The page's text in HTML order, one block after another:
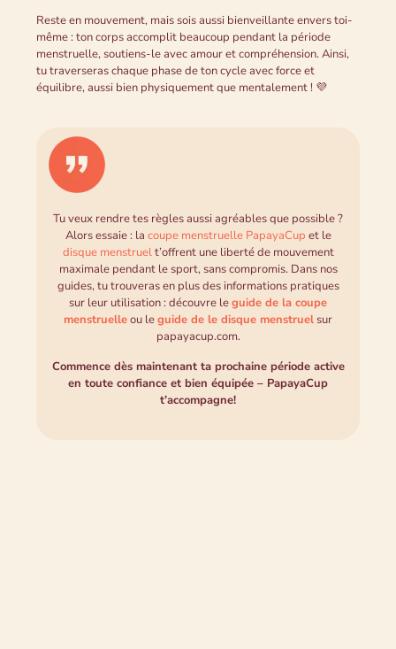
Reste en mouvement, mais sois aussi bienveillante envers toi-
même : ton corps accomplit beaucoup pendant la période
menstruelle, soutiens-le avec amour et compréhension. Ainsi,
tu traverseras chaque phase de ton cycle avec force et
équilibre, aussi bien physiquement que mentalement ! 💜
Tu veux rendre tes règles aussi agréables que possible ?
Alors essaie : la coupe menstruelle PapayaCup et le
disque menstruelt’offrent une liberté de mouvement
maximale pendant le sport, sans compromis. Dans nos
guides, tu trouveras en plus des informations pratiques
sur leur utilisation : découvre leguide de la coupe
menstruelleou leguide de le disque menstruelsur
papayacup.com.
Commence dès maintenant ta prochaine période active
en toute confiance et bien équipée – PapayaCup
t’accompagne!